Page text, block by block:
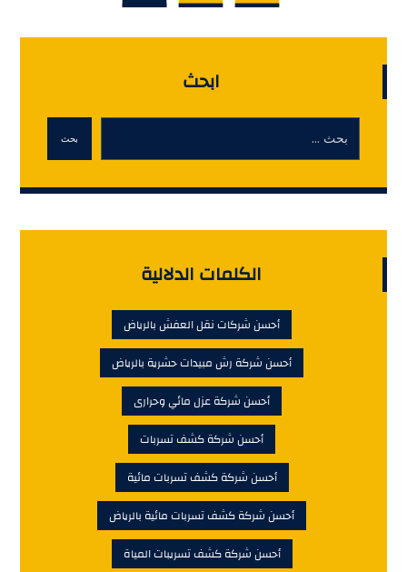
ابحث
بحث
الكلمات الدلالية
أحسن شركات نقل العفش بالرياض
أحسن شركة رش مبيدات حشرية بالرياض
أحسن شركة عزل مائي وحرارى
أحسن شركة كشف تسربات
أحسن شركة كشف تسربات مائية
أحسن شركة كشف تسربات مائية بالرياض
أحسن شركة كشف تسريبات المياة